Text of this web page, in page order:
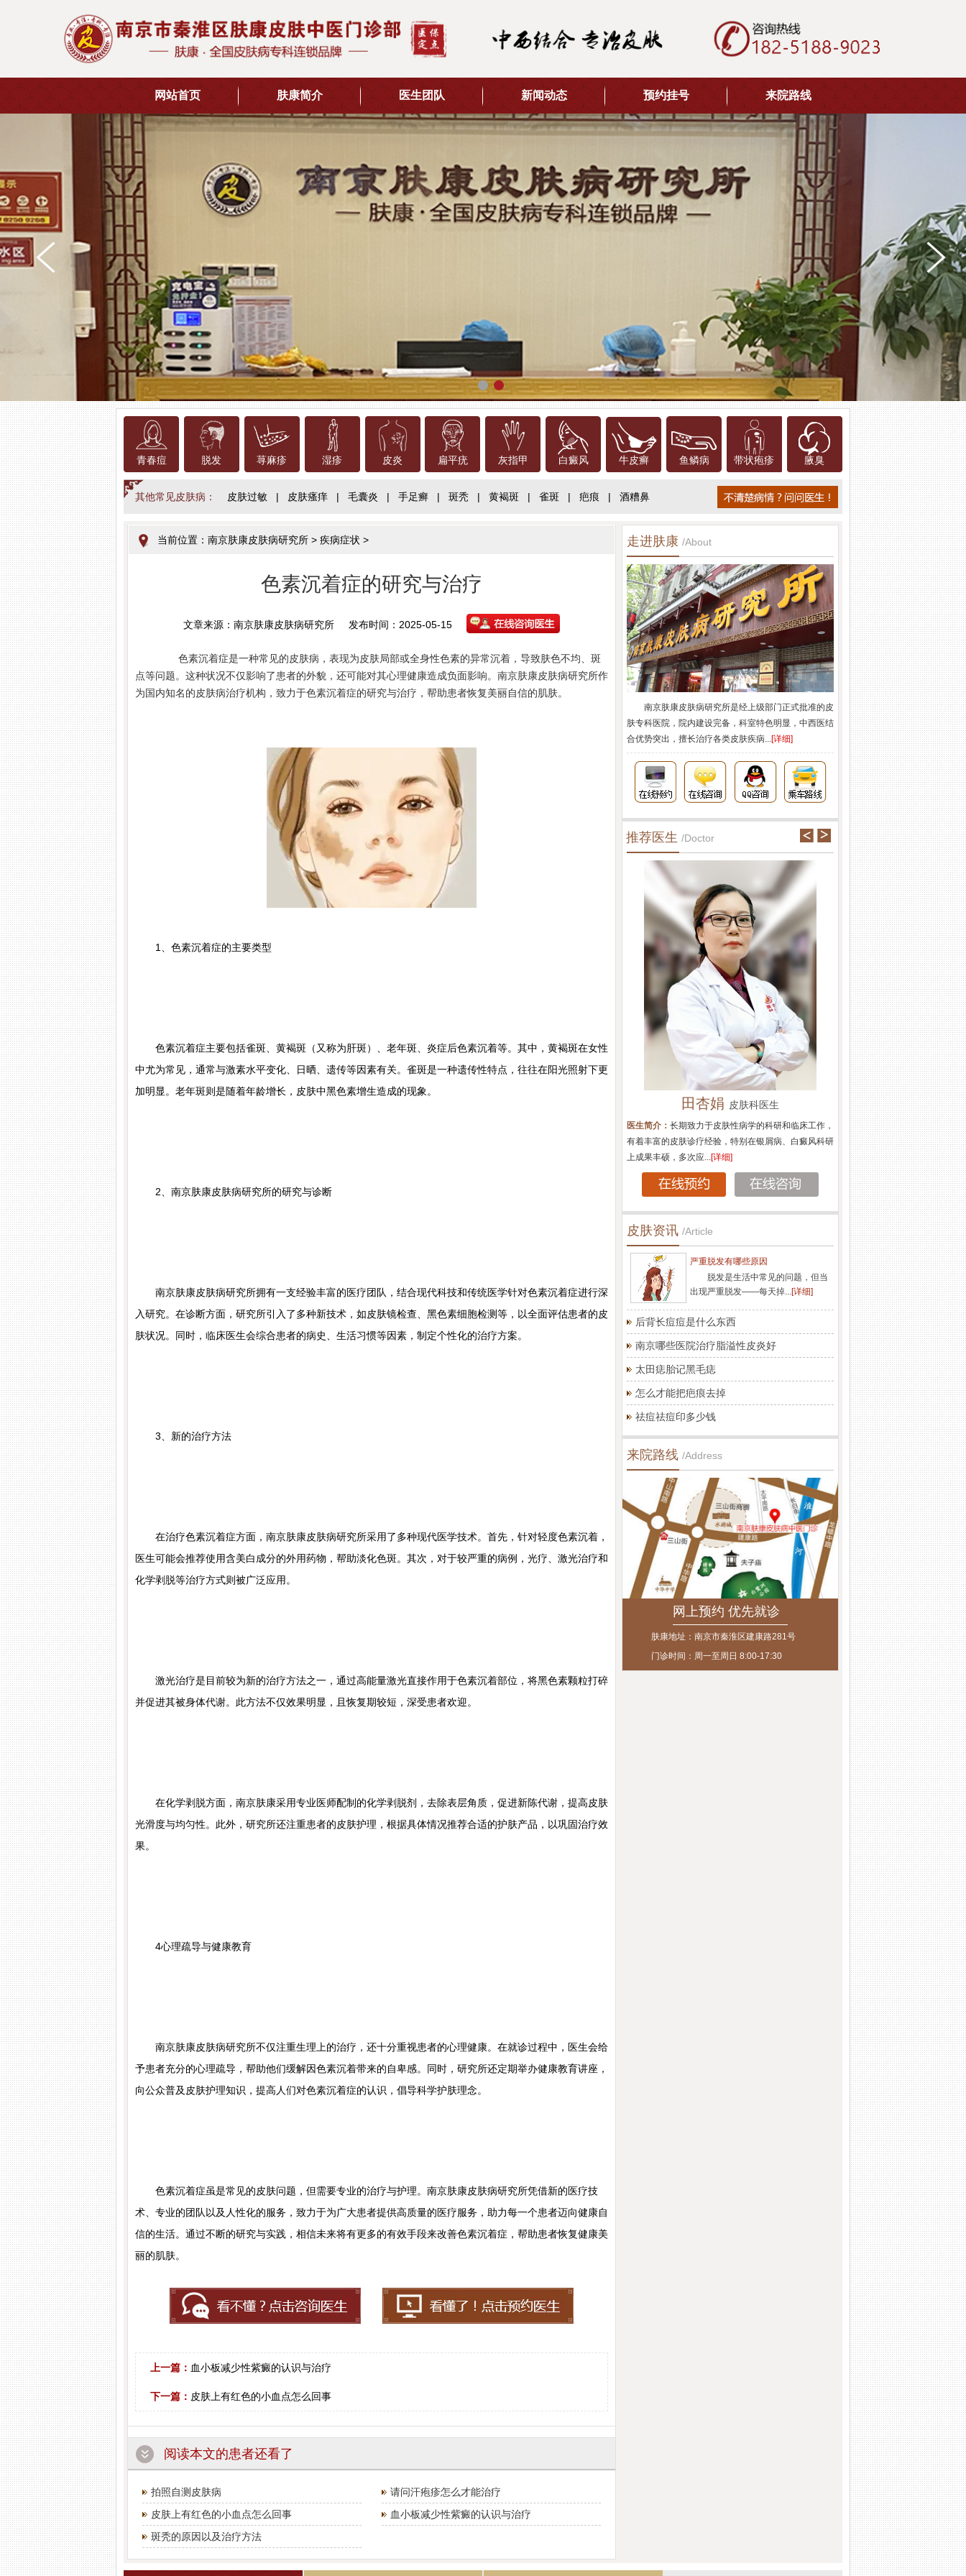
网站首页 肤康简介 医生团队 新闻动态 预约挂号 来院路线
青春痘 脱发 荨麻疹 湿疹 皮炎 扁平疣 灰指甲 白癜风 牛皮癣 鱼鳞病 带状疱疹 腋臭
其他常见皮肤病： 皮肤过敏 | 皮肤瘙痒 | 毛囊炎 | 手足癣 | 斑秃 | 黄褐斑 | 雀斑 | 疤痕 | 酒糟鼻
当前位置： 南京肤康皮肤病研究所 > 疾病症状 >
色素沉着症的研究与治疗
文章来源：南京肤康皮肤病研究所 发布时间：2025-05-15
色素沉着症是一种常见的皮肤病，表现为皮肤局部或全身性色素的异常沉着，导致肤色不均、斑
点等问题。这种状况不仅影响了患者的外貌，还可能对其心理健康造成负面影响。南京肤康皮肤病研究所作
为国内知名的皮肤病治疗机构，致力于色素沉着症的研究与治疗，帮助患者恢复美丽自信的肌肤。
1、色素沉着症的主要类型
色素沉着症主要包括雀斑、黄褐斑（又称为肝斑）、老年斑、炎症后色素沉着等。其中，黄褐斑在女性
中尤为常见，通常与激素水平变化、日晒、遗传等因素有关。雀斑是一种遗传性特点，往往在阳光照射下更
加明显。老年斑则是随着年龄增长，皮肤中黑色素增生造成的现象。
2、南京肤康皮肤病研究所的研究与诊断
南京肤康皮肤病研究所拥有一支经验丰富的医疗团队，结合现代科技和传统医学针对色素沉着症进行深
入研究。在诊断方面，研究所引入了多种新技术，如皮肤镜检查、黑色素细胞检测等，以全面评估患者的皮
肤状况。同时，临床医生会综合患者的病史、生活习惯等因素，制定个性化的治疗方案。
3、新的治疗方法
在治疗色素沉着症方面，南京肤康皮肤病研究所采用了多种现代医学技术。首先，针对轻度色素沉着，
医生可能会推荐使用含美白成分的外用药物，帮助淡化色斑。其次，对于较严重的病例，光疗、激光治疗和
化学剥脱等治疗方式则被广泛应用。
激光治疗是目前较为新的治疗方法之一，通过高能量激光直接作用于色素沉着部位，将黑色素颗粒打碎
并促进其被身体代谢。此方法不仅效果明显，且恢复期较短，深受患者欢迎。
在化学剥脱方面，南京肤康采用专业医师配制的化学剥脱剂，去除表层角质，促进新陈代谢，提高皮肤
光滑度与均匀性。此外，研究所还注重患者的皮肤护理，根据具体情况推荐合适的护肤产品，以巩固治疗效
果。
4心理疏导与健康教育
南京肤康皮肤病研究所不仅注重生理上的治疗，还十分重视患者的心理健康。在就诊过程中，医生会给
予患者充分的心理疏导，帮助他们缓解因色素沉着带来的自卑感。同时，研究所还定期举办健康教育讲座，
向公众普及皮肤护理知识，提高人们对色素沉着症的认识，倡导科学护肤理念。
色素沉着症虽是常见的皮肤问题，但需要专业的治疗与护理。南京肤康皮肤病研究所凭借新的医疗技
术、专业的团队以及人性化的服务，致力于为广大患者提供高质量的医疗服务，助力每一个患者迈向健康自
信的生活。通过不断的研究与实践，相信未来将有更多的有效手段来改善色素沉着症，帮助患者恢复健康美
丽的肌肤。
上一篇： 血小板减少性紫癜的认识与治疗
下一篇： 皮肤上有红色的小血点怎么回事
阅读本文的患者还看了
拍照自测皮肤病
请问汗疱疹怎么才能治疗
皮肤上有红色的小血点怎么回事
血小板减少性紫癜的认识与治疗
斑秃的原因以及治疗方法
走进肤康 /About
南京肤康皮肤病研究所是经上级部门正式批准的皮
肤专科医院，院内建设完备，科室特色明显，中西医结
合优势突出，擅长治疗各类皮肤疾病...[详细]
推荐医生 /Doctor
代金霞 执业医师
医生简介：代金霞,南京肤康皮肤病研究所执业医师,针
对治疗白癜风、牛皮癣(银屑病)、鱼鳞病、湿疹、荨麻
疹、痤疮、面部过敏...[详细]
苏国水 执
医生简介：苏国水,南京肤康皮
银屑病，白癜风，鱼鳞病，脱
湿疹，各类皮炎，痤...[详细]
皮肤资讯 /Article
严重脱发有哪些原因
脱发是生活中常见的问题，但当
出现严重脱发——每天掉...[详细]
后背长痘痘是什么东西
南京哪些医院治疗脂溢性皮炎好
太田痣胎记黑毛痣
怎么才能把疤痕去掉
祛痘祛痘印多少钱
来院路线 /Address
网上预约 优先就诊
肤康地址：南京市秦淮区建康路281号
门诊时间：周一至周日 8:00-17:30